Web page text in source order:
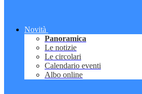
Novità
Panoramica
Le notizie
Le circolari
Calendario eventi
Albo online